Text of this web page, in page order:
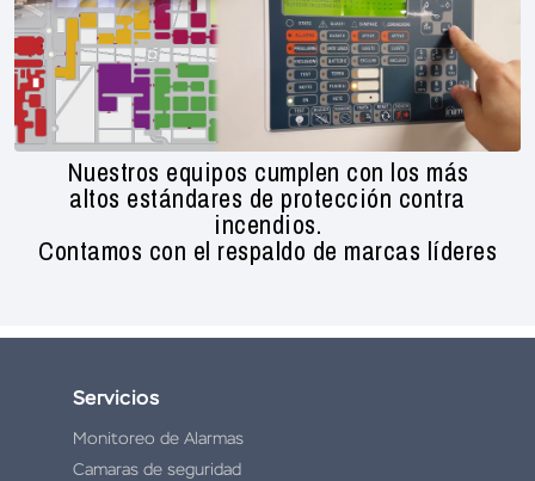
Nuestros equipos cumplen con los más
altos estándares de protección contra
incendios.
Contamos con el respaldo de marcas líderes
Servicios
Monitoreo de Alarmas
Camaras de seguridad